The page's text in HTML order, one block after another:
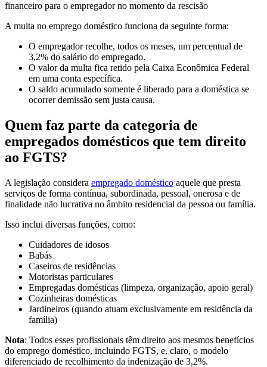
financeiro para o empregador no momento da rescisão
A multa no emprego doméstico funciona da seguinte forma:
O empregador recolhe, todos os meses, um percentual de
3,2% do salário do empregado.
O valor da multa fica retido pela Caixa Econômica Federal
em uma conta específica.
O saldo acumulado somente é liberado para a doméstica se
ocorrer demissão sem justa causa.
Quem faz parte da categoria de
empregados domésticos que tem direito
ao FGTS?
A legislação considera empregado doméstico aquele que presta
serviços de forma contínua, subordinada, pessoal, onerosa e de
finalidade não lucrativa no âmbito residencial da pessoa ou família.
Isso inclui diversas funções, como:
Cuidadores de idosos
Babás
Caseiros de residências
Motoristas particulares
Empregadas domésticas (limpeza, organização, apoio geral)
Cozinheiras domésticas
Jardineiros (quando atuam exclusivamente em residência da
família)
Nota: Todos esses profissionais têm direito aos mesmos benefícios
do emprego doméstico, incluindo FGTS, e, claro, o modelo
diferenciado de recolhimento da indenização de 3,2%.